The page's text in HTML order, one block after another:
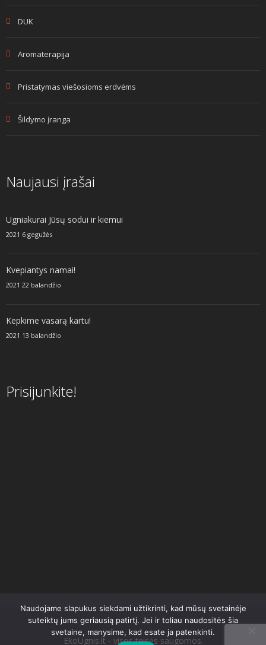
DUK
Aromaterapija
Pristatymas viešosioms erdvėms
Šildymo įranga
Naujausi įrašai
Ugniakurai Jūsų sodui ir kiemui
2021 6 gegužės
Kvepiantys namai!
2021 22 balandžio
Kepkime vasarą kartu!
2021 13 balandžio
Prisijunkite!
EkoUgnis.lt - visos teisės saugomos.
Naudojame slapukus siekdami užtikrinti, kad mūsų svetainėje
suteiktų jums geriausią patirtį. Jei ir toliau naudositės šia
svetaine, manysime, kad esate ja patenkinti.